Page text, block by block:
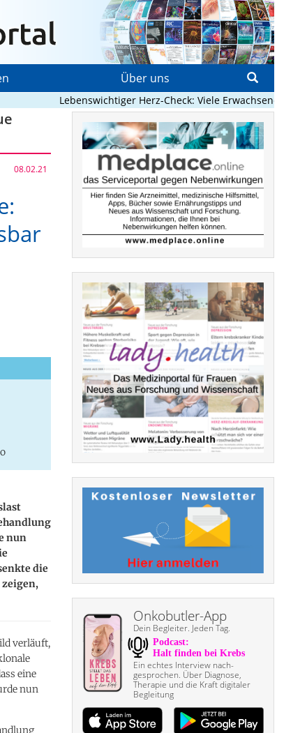
Über uns
Lebenswichtiger Herz-Check: Viele Erwachsene mit
08.02.21
nun
die
zeigen,
verläuft,
eine
nun
Onkobutler-App
Dein Begleiter. Jeden Tag.
Ein echtes Interview nach­
gesprochen. Über Diagnose,
Therapie und die Kraft digitaler
Begleitung